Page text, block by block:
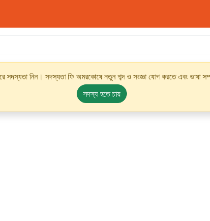
সদস্যতা নিন। সদস্যতা ফি অমরকোষে নতুন শব্দ ও সংজ্ঞা যোগ করতে এবং ভাষা
সদস্য হতে চায়